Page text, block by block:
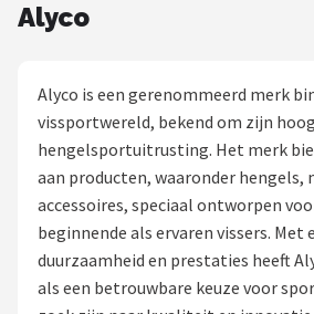
Blog
Hengelsoorten
Hengels
Molens
Alyco
Alyco is een gerenommeerd merk
vissportwereld, bekend om zijn
hengelsportuitrusting. Het merk
aan producten, waaronder hengels,
accessoires, speciaal ontworpen
beginnende als ervaren vissers. Met
duurzaamheid en prestaties heeft
als een betrouwbare keuze voor